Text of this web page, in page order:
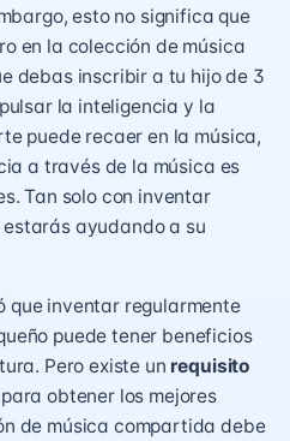
esto no significa que
en la colección de música
debas inscribir a tu hijo de 3
la inteligencia y la
puede recaer en la música,
a través de la música es
Tan solo con inventar
ayudando a su
que inventar regularmente
puede tener beneficios
Pero existe un requisito
obtener los mejores
de música compartida debe